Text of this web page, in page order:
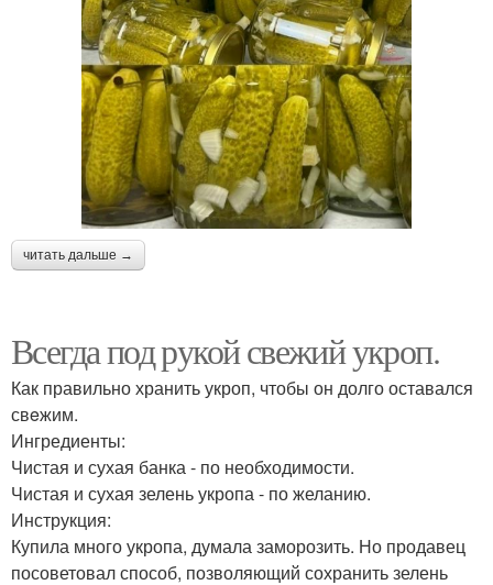
читать дальше →
Всегда под рукой свежий укроп.
Как правильно хранить укроп, чтобы он долго оставался
свeжим.
Ингредиенты:
Чистая и сухая банка - по необходимости.
Чистая и сухая зелень укропа - по желанию.
Инструкция:
Купила много укропа, думала заморозить. Но продавец
посоветовал способ, позволяющий сохранить зелень